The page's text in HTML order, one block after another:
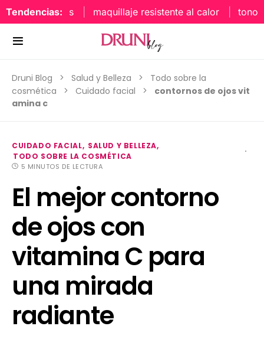
Tendencias: maquillaje resistente al calor tonos
Druni Blog Salud y Belleza
Todo sobre la
cosmética
Cuidado facial
contornos de ojos vit
amina c
CUIDADO FACIAL
SALUD Y BELLEZA
TODO SOBRE LA COSMÉTICA
5 MINUTOS DE LECTURA
El mejor contorno
de ojos con
vitamina C para
una mirada
radiante